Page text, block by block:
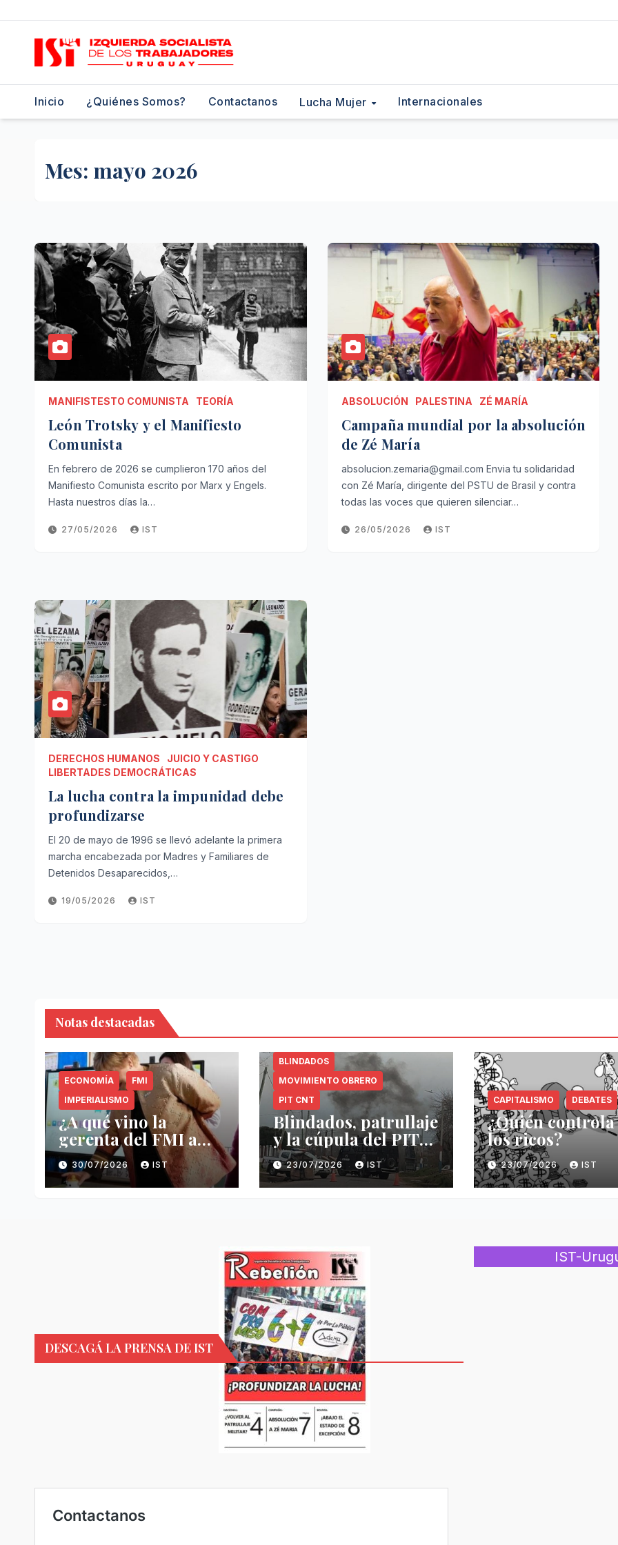
contenido
Inicio ¿Quiénes Somos? Contactanos Lucha Mujer Internacionales
Mes: mayo 2026
MANIFISTESTO COMUNISTA TEORÍA
León Trotsky y el Manifiesto
Comunista
En febrero de 2026 se cumplieron 170 años del
Manifiesto Comunista escrito por Marx y Engels.
Hasta nuestros días la…
27/05/2026 IST
ABSOLUCIÓN PALESTINA ZÉ MARÍA
Campaña mundial por la absolución
de Zé María
absolucion.zemaria@gmail.com Envia tu solidaridad
con Zé María, dirigente del PSTU de Brasil y contra
todas las voces que quieren silenciar…
26/05/2026 IST
DERECHOS HUMANOS
JUICIO Y CASTIGO
LIBERTADES DEMOCRÁTICAS
La lucha contra la impunidad debe
profundizarse
El 20 de mayo de 1996 se llevó adelante la primera
marcha encabezada por Madres y Familiares de
Detenidos Desaparecidos,…
19/05/2026 IST
Notas destacadas
ECONOMÍA
FMI
IMPERIALISMO
¿A qué vino la
gerenta del FMI a
Uruguay?
30/07/2026 IST
BLINDADOS
MOVIMIENTO OBRERO
PIT CNT
Blindados, patrullaje
y la cúpula del PIT-
CNT
23/07/2026 IST
CAPITALISMO DEBATES
¿Quién controla
los ricos?
23/07/2026 IST
DESCAGÁ LA PRENSA DE IST
IST-